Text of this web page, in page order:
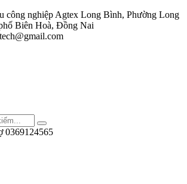
công nghiệp Agtex Long Bình, Phường Long
Biên Hoà, Đồng Nai
0369124565